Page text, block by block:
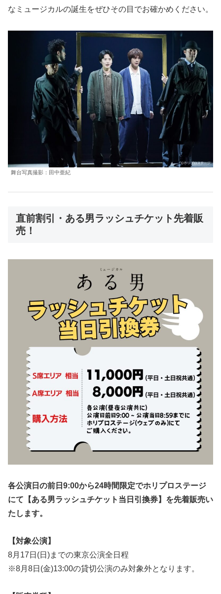
なミュージカルの誕生をぜひその目でお確かめください。
舞台写真撮影：田中亜紀
直前割引・ある男ラッシュチケット先着販
売！
各公演日の前日9:00から24時間限定でホリプロステージ
にて【ある男ラッシュチケット当日引換券】を先着販売い
たします。
【対象公演】
8月17日(日)までの東京公演全日程
※8月8日(金)13:00の貸切公演のみ対象外となります。